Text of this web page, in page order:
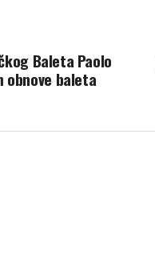
Baleta Paolo
obnove baleta